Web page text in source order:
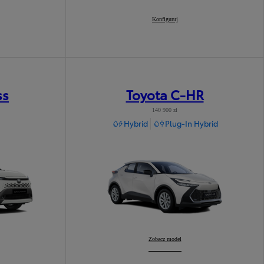
Corolla Sedan
Konfiguruj
Toyota C-HR
140 900 zł
Hybrid Plug-In Hybrid
Toyota C-HR:
Zobacz model